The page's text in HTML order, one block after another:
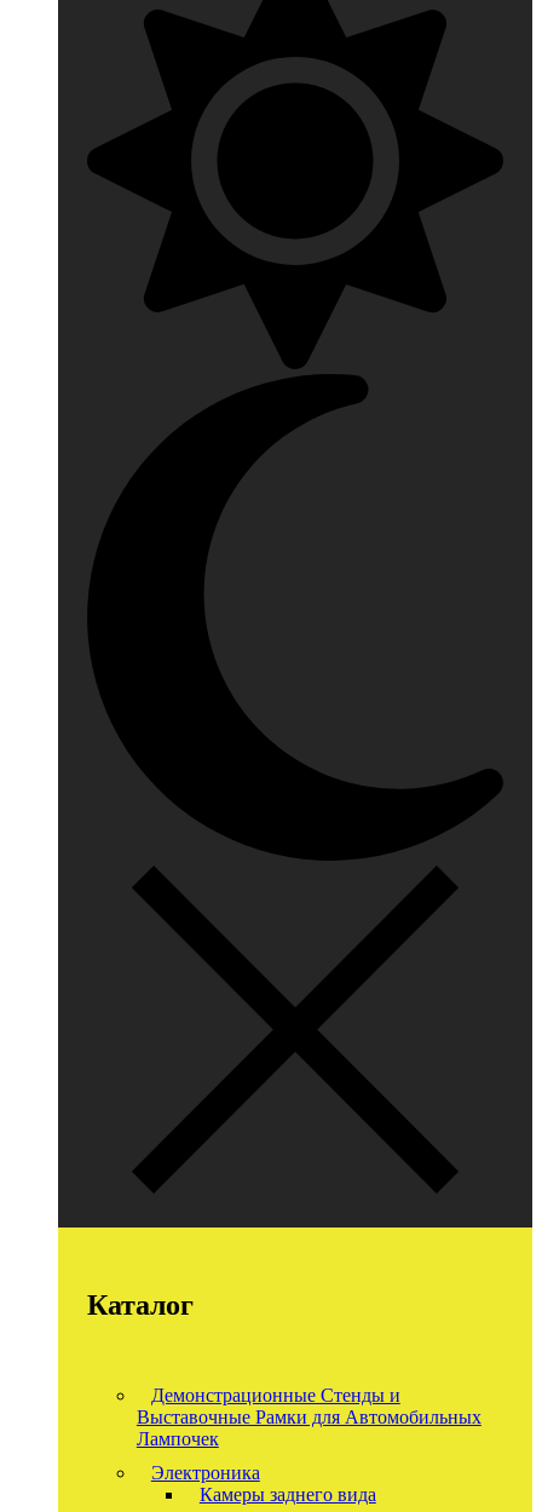
Каталог
Демонстрационные Стенды и
Выставочные Рамки для Автомобильных
Лампочек
Электроника
Камеры заднего вида